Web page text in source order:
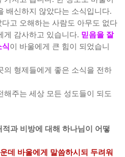
배신하지 않았다는 소식입니다.
고 오해하는 사람도 아무도 없다
게 감사하고 있습니다. 믿음을 잘
이 바울에게 큰 힘이 되었습니
의 형제들에게 좋은 소식을 전하
해주는 세상 모든 성도들이 되도
과 비방에 대해 하나님이 어떻
데 바울에게 말씀하시되 두려워